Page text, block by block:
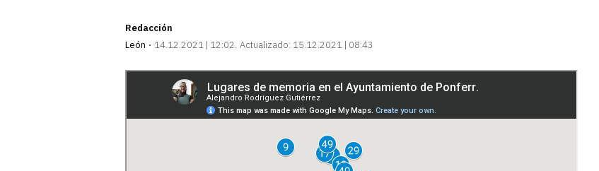
Redacción
León
14.12.2021 | 12:02 Actualizado: 15.12.2021 | 08:43